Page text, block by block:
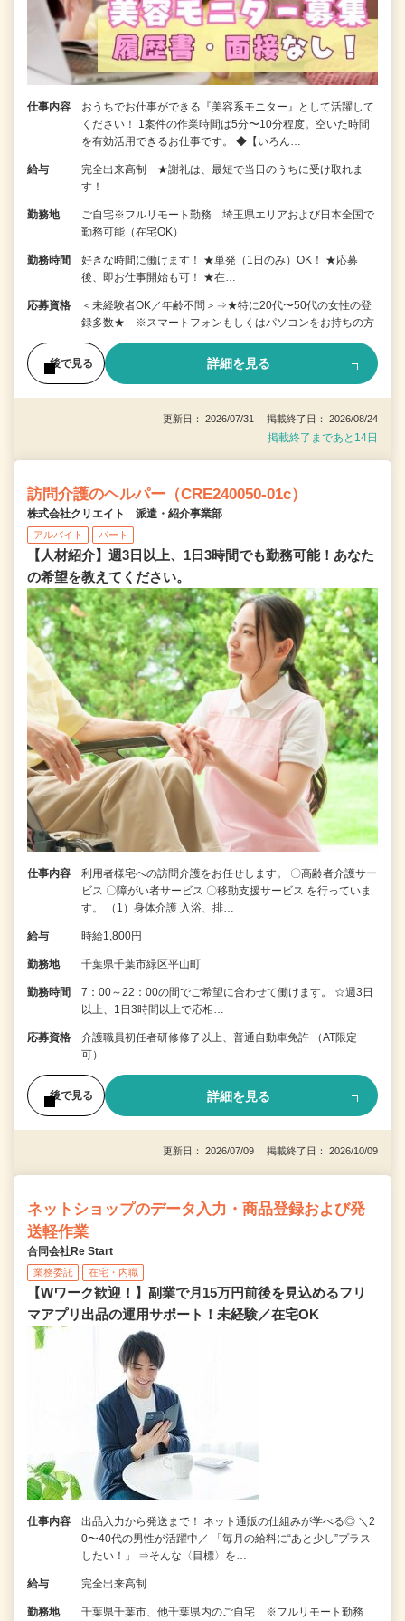
仕事内容
おうちでお仕事ができる『美容系モニター』として活躍して
ください！ 1案件の作業時間は5分〜10分程度。空いた時間
を有効活用できるお仕事です。 ◆【いろん…
給与
完全出来高制 ★謝礼は、最短で当日のうちに受け取れま
す！
勤務地
ご自宅※フルリモート勤務 埼玉県エリアおよび日本全国で
勤務可能（在宅OK）
勤務時間
好きな時間に働けます！ ★単発（1日のみ）OK！ ★応募
後、即お仕事開始も可！ ★在…
応募資格
＜未経験者OK／年齢不問＞⇒★特に20代〜50代の女性の登
録多数★ ※スマートフォンもしくはパソコンをお持ちの方
後で見る 詳細を見る
更新日： 2026/07/31 掲載終了日： 2026/08/24
掲載終了まであと14日
訪問介護のヘルパー（CRE240050-01c）
株式会社クリエイト 派遣・紹介事業部
アルバイト パート
【人材紹介】週3日以上、1日3時間でも勤務可能！あなた
の希望を教えてください。
仕事内容
利用者様宅への訪問介護をお任せします。 〇高齢者介護サー
ビス 〇障がい者サービス 〇移動支援サービス を行っていま
す。 （1）身体介護 入浴、排…
給与 時給1,800円
勤務地 千葉県千葉市緑区平山町
勤務時間
7：00～22：00の間でご希望に合わせて働けます。 ☆週3日
以上、1日3時間以上で応相…
応募資格
介護職員初任者研修修了以上、普通自動車免許 （AT限定
可）
後で見る 詳細を見る
更新日： 2026/07/09 掲載終了日： 2026/10/09
ネットショップのデータ入力・商品登録および発
送軽作業
合同会社Re Start
業務委託 在宅・内職
【Wワーク歓迎！】副業で月15万円前後を見込めるフリ
マアプリ出品の運用サポート！未経験／在宅OK
仕事内容
出品入力から発送まで！ ネット通販の仕組みが学べる◎ ＼2
0〜40代の男性が活躍中／ 「毎月の給料に“あと少し”プラス
したい！」 ⇒そんな〈目標〉を…
給与 完全出来高制
勤務地 千葉県千葉市、他千葉県内のご自宅 ※フルリモート勤務